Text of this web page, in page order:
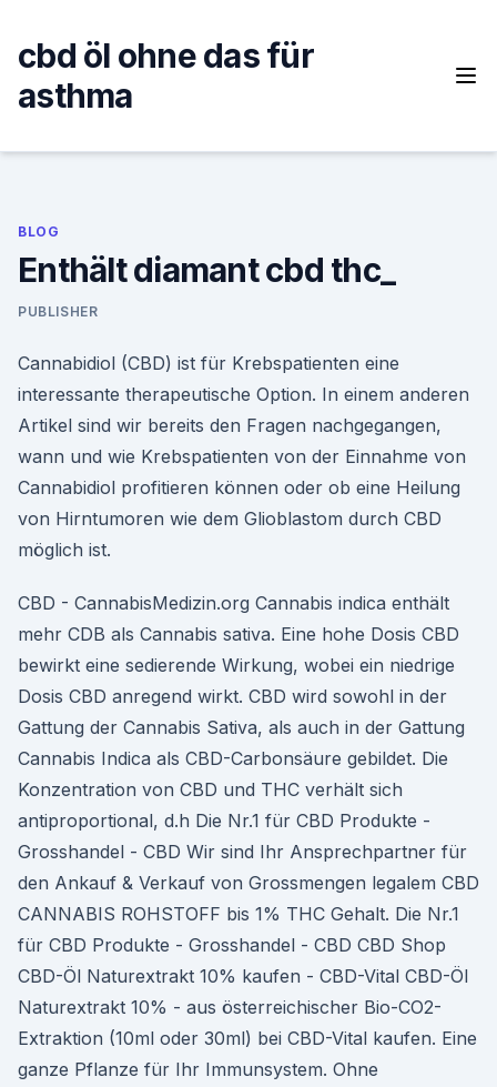
content
cbd öl ohne das für
asthma
BLOG
Enthält diamant cbd thc_
PUBLISHER
Cannabidiol (CBD) ist für Krebspatienten eine
interessante therapeutische Option. In einem anderen
Artikel sind wir bereits den Fragen nachgegangen,
wann und wie Krebspatienten von der Einnahme von
Cannabidiol profitieren können oder ob eine Heilung
von Hirntumoren wie dem Glioblastom durch CBD
möglich ist.
CBD - CannabisMedizin.org Cannabis indica enthält
mehr CDB als Cannabis sativa. Eine hohe Dosis CBD
bewirkt eine sedierende Wirkung, wobei ein niedrige
Dosis CBD anregend wirkt. CBD wird sowohl in der
Gattung der Cannabis Sativa, als auch in der Gattung
Cannabis Indica als CBD-Carbonsäure gebildet. Die
Konzentration von CBD und THC verhält sich
antiproportional, d.h Die Nr.1 für CBD Produkte -
Grosshandel - CBD Wir sind Ihr Ansprechpartner für
den Ankauf & Verkauf von Grossmengen legalem CBD
CANNABIS ROHSTOFF bis 1% THC Gehalt. Die Nr.1
für CBD Produkte - Grosshandel - CBD CBD Shop
CBD-Öl Naturextrakt 10% kaufen - CBD-Vital CBD-Öl
Naturextrakt 10% - aus österreichischer Bio-CO2-
Extraktion (10ml oder 30ml) bei CBD-Vital kaufen. Eine
ganze Pflanze für Ihr Immunsystem. Ohne